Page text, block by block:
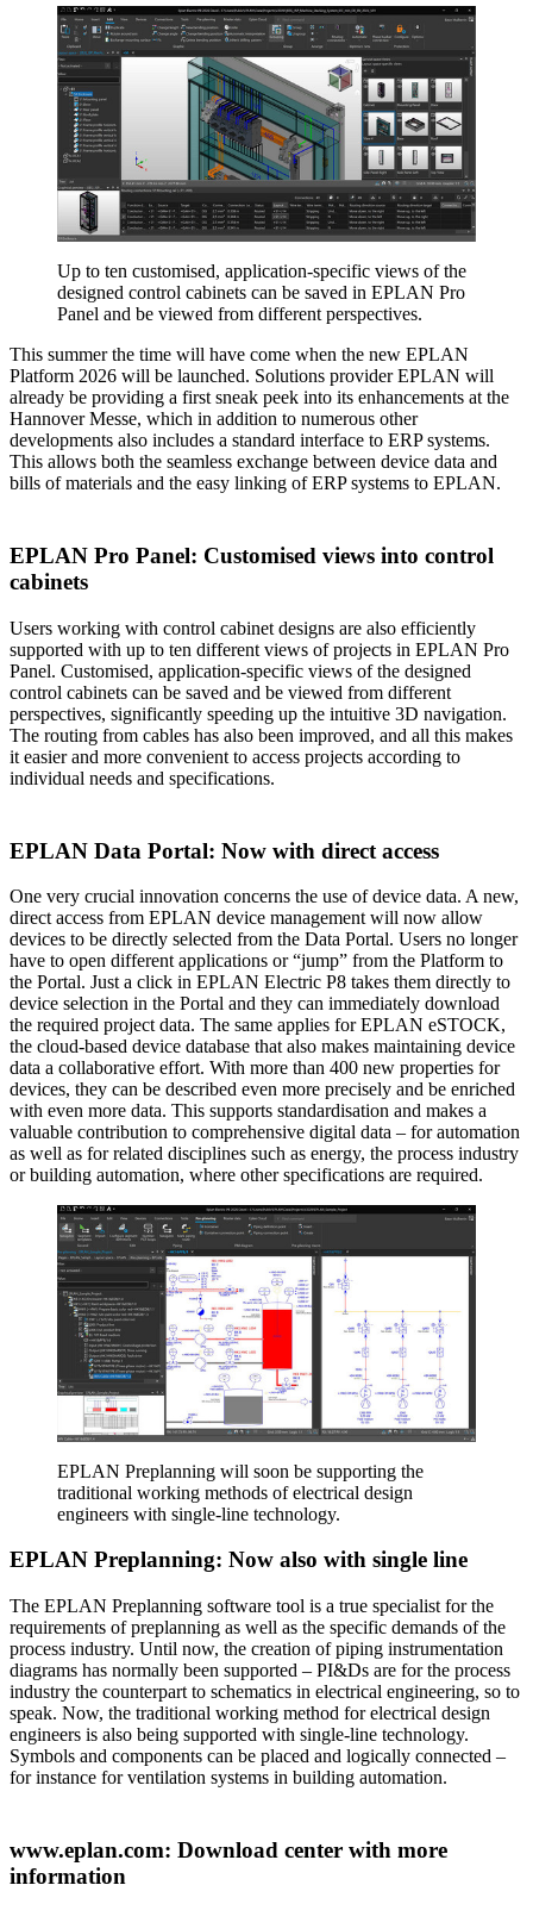
Up to ten customised, application-specific views of the
designed control cabinets can be saved in EPLAN Pro
Panel and be viewed from different perspectives.
This summer the time will have come when the new EPLAN
Platform 2026 will be launched. Solutions provider EPLAN will
already be providing a first sneak peek into its enhancements at the
Hannover Messe, which in addition to numerous other
developments also includes a standard interface to ERP systems.
This allows both the seamless exchange between device data and
bills of materials and the easy linking of ERP systems to EPLAN.
EPLAN Pro Panel: Customised views into control
cabinets
Users working with control cabinet designs are also efficiently
supported with up to ten different views of projects in EPLAN Pro
Panel. Customised, application-specific views of the designed
control cabinets can be saved and be viewed from different
perspectives, significantly speeding up the intuitive 3D navigation.
The routing from cables has also been improved, and all this makes
it easier and more convenient to access projects according to
individual needs and specifications.
EPLAN Data Portal: Now with direct access
One very crucial innovation concerns the use of device data. A new,
direct access from EPLAN device management will now allow
devices to be directly selected from the Data Portal. Users no longer
have to open different applications or “jump” from the Platform to
the Portal. Just a click in EPLAN Electric P8 takes them directly to
device selection in the Portal and they can immediately download
the required project data. The same applies for EPLAN eSTOCK,
the cloud-based device database that also makes maintaining device
data a collaborative effort. With more than 400 new properties for
devices, they can be described even more precisely and be enriched
with even more data. This supports standardisation and makes a
valuable contribution to comprehensive digital data – for automation
as well as for related disciplines such as energy, the process industry
or building automation, where other specifications are required.
EPLAN Preplanning will soon be supporting the
traditional working methods of electrical design
engineers with single-line technology.
EPLAN Preplanning: Now also with single line
The EPLAN Preplanning software tool is a true specialist for the
requirements of preplanning as well as the specific demands of the
process industry. Until now, the creation of piping instrumentation
diagrams has normally been supported – PI&Ds are for the process
industry the counterpart to schematics in electrical engineering, so to
speak. Now, the traditional working method for electrical design
engineers is also being supported with single-line technology.
Symbols and components can be placed and logically connected –
for instance for ventilation systems in building automation.
www.eplan.com: Download center with more
information